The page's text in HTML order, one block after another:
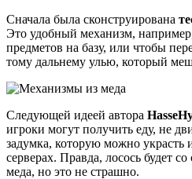
Сначала была сконструирована
Это удобный механизм,
предметов на базу, или чтобы
тому дальнему улью, который
Следующей идеей автора
игроки могут получить еду, не
задумка, которую можно украсть
серверах. Правда, лосось будет
меда, но это не страшно.